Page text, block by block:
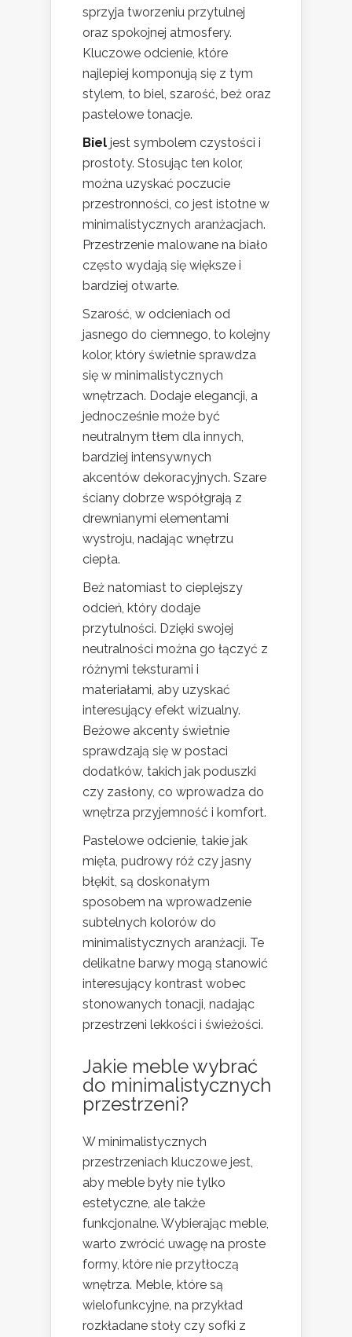
sprzyja tworzeniu przytulnej
oraz spokojnej atmosfery.
Kluczowe odcienie, które
najlepiej komponują się z tym
stylem, to biel, szarość, beż oraz
pastelowe tonacje.
Biel jest symbolem czystości i
prostoty. Stosując ten kolor,
można uzyskać poczucie
przestronności, co jest istotne w
minimalistycznych aranżacjach.
Przestrzenie malowane na biało
często wydają się większe i
bardziej otwarte.
Szarość, w odcieniach od
jasnego do ciemnego, to kolejny
kolor, który świetnie sprawdza
się w minimalistycznych
wnętrzach. Dodaje elegancji, a
jednocześnie może być
neutralnym tłem dla innych,
bardziej intensywnych
akcentów dekoracyjnych. Szare
ściany dobrze współgrają z
drewnianymi elementami
wystroju, nadając wnętrzu
ciepła.
Beż natomiast to cieplejszy
odcień, który dodaje
przytulności. Dzięki swojej
neutralności można go łączyć z
różnymi teksturami i
materiałami, aby uzyskać
interesujący efekt wizualny.
Beżowe akcenty świetnie
sprawdzają się w postaci
dodatków, takich jak poduszki
czy zasłony, co wprowadza do
wnętrza przyjemność i komfort.
Pastelowe odcienie, takie jak
mięta, pudrowy róż czy jasny
błękit, są doskonałym
sposobem na wprowadzenie
subtelnych kolorów do
minimalistycznych aranżacji. Te
delikatne barwy mogą stanowić
interesujący kontrast wobec
stonowanych tonacji, nadając
przestrzeni lekkości i świeżości.
Jakie meble wybrać
do minimalistycznych
przestrzeni?
W minimalistycznych
przestrzeniach kluczowe jest,
aby meble były nie tylko
estetyczne, ale także
funkcjonalne. Wybierając meble,
warto zwrócić uwagę na proste
formy, które nie przytłoczą
wnętrza. Meble, które są
wielofunkcyjne, na przykład
rozkładane stoły czy sofki z